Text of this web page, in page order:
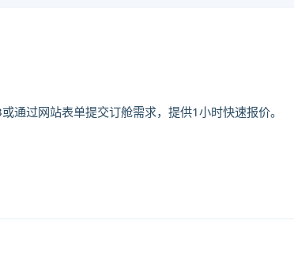
过网站表单提交订舱需求，提供1小时快速报价。